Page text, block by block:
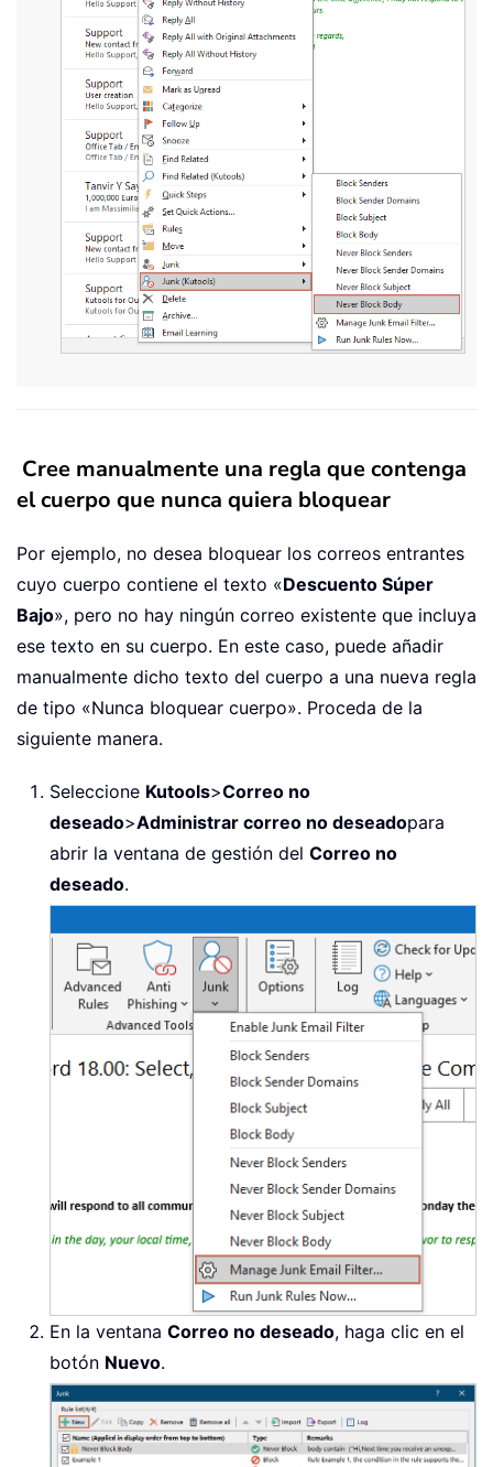
Cree manualmente una regla que contenga
el cuerpo que nunca quiera bloquear
Por ejemplo, no desea bloquear los correos entrantes
cuyo cuerpo contiene el texto «Descuento Súper
Bajo», pero no hay ningún correo existente que incluya
ese texto en su cuerpo. En este caso, puede añadir
manualmente dicho texto del cuerpo a una nueva regla
de tipo «Nunca bloquear cuerpo». Proceda de la
siguiente manera.
Seleccione Kutools>Correo no
deseado>Administrar correo no deseadopara
abrir la ventana de gestión del Correo no
deseado.
En la ventana Correo no deseado, haga clic en el
botón Nuevo.